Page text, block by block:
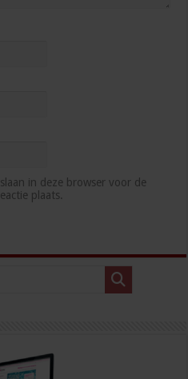
in deze browser voor de
plaats.